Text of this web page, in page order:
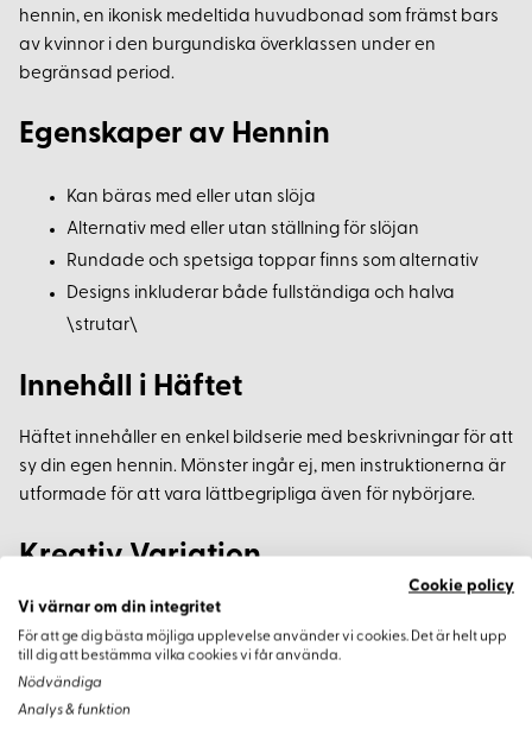
hennin, en ikonisk medeltida huvudbonad som främst bars
av kvinnor i den burgundiska överklassen under en
begränsad period.
Egenskaper av Hennin
Kan bäras med eller utan slöja
Alternativ med eller utan ställning för slöjan
Rundade och spetsiga toppar finns som alternativ
Designs inkluderar både fullständiga och halva
\strutar\
Innehåll i Häftet
Häftet innehåller en enkel bildserie med beskrivningar för att
sy din egen hennin. Mönster ingår ej, men instruktionerna är
utformade för att vara lättbegripliga även för nybörjare.
Kreativ Variation
Olika varianter av hennin kan skapas beroende på
komplexiteten du väljer, och det finns möjlighet att
kombinera denna beskrivning med andra mönster i serien
för fler unika modeller.
Cookie policy
Vi värnar om din integritet
För att ge dig bästa möjliga upplevelse använder vi cookies. Det är helt upp
till dig att bestämma vilka cookies vi får använda.
Nödvändiga
Analys & funktion